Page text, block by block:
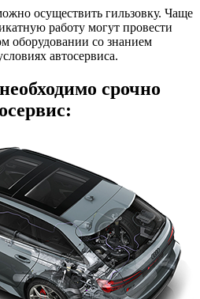
осуществить гильзовку. Чаще
работу могут провести
оборудовании со знанием
автосервиса.
срочно